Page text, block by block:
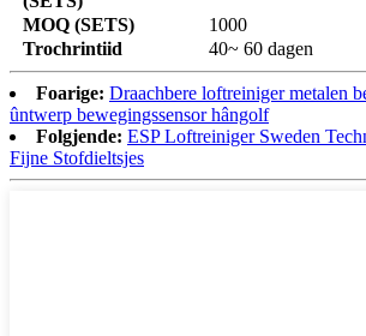
MOQ (SETS)
1000
Trochrintiid
40~ 60 dagen
Foarige: Draachbere loftreiniger metalen
ûntwerp bewegingssensor hângolf
Folgjende: ESP Loftreiniger Sweden
Fijne Stofdieltsjes